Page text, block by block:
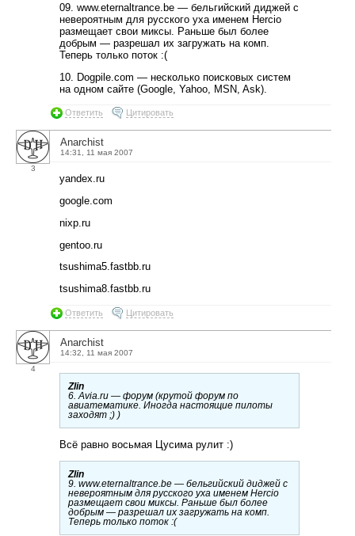
09. www.eternaltrance.be — бельгийский диджей с
невероятным для русского уха именем Hercio
размещает свои миксы. Раньше был более
добрым — разрешал их загружать на комп.
Теперь только поток :(
10. Dogpile.com — несколько поисковых систем
на одном сайте (Google, Yahoo, MSN, Ask).
Ответить Цитировать
3
Anarchist
14:31, 11 мая 2007
yandex.ru
google.com
nixp.ru
gentoo.ru
tsushima5.fastbb.ru
tsushima8.fastbb.ru
Ответить Цитировать
4
Anarchist
14:32, 11 мая 2007
Zlin
6. Avia.ru — форум (крутой форум по
авиатематике. Иногда настоящие пилоты
заходят ;) )
Всё равно восьмая Цусима рулит :)
Zlin
9. www.eternaltrance.be — бельгийский диджей с
невероятным для русского уха именем Hercio
размещает свои миксы. Раньше был более
добрым — разрешал их загружать на комп.
Теперь только поток :(